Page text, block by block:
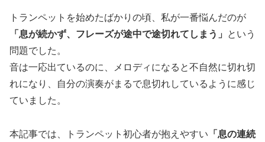
トランペットを始めたばかりの頃、私が一番悩んだのが
「息が続かず、フレーズが途中で途切れてしまう」
という
問題でした。
音は一応出ているのに、メロディになると不自然に切れ切
れになり、自分の演奏がまるで息切れしているように感じ
ていました。
本記事では、トランペット初心者が抱えやすい 「息の連続